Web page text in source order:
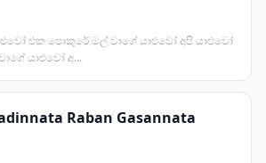
එක පොකුරේ මල් වාගේ යාළුවෝ අපි යාළුවෝ
යාළුවෝ අ...
Raban Gasannata